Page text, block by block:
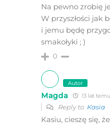
Na pewno zrobię
W przyszłości jak
i jemu będę
smakołyki ; )
0
Autor
Magda 13 lat temu
Reply to Kasia
Kasiu, cieszę się,